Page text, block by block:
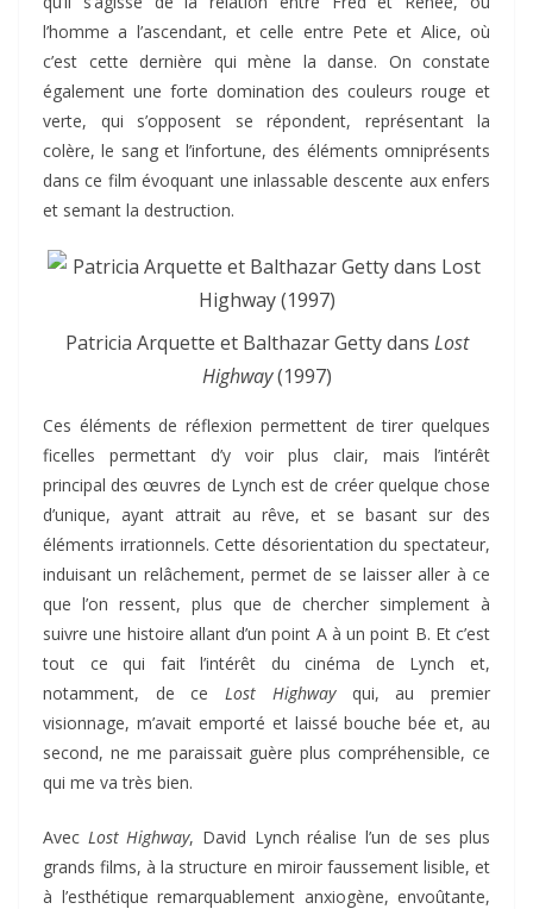
l’homme a l’ascendant, et celle entre Pete et Alice, où
c’est cette dernière qui mène la danse. On constate
également une forte domination des couleurs rouge et
verte, qui s’opposent se répondent, représentant la
colère, le sang et l’infortune, des éléments omniprésents
dans ce film évoquant une inlassable descente aux enfers
et semant la destruction.
Patricia Arquette et Balthazar Getty dans Lost
Highway(1997)
Ces éléments de réflexion permettent de tirer quelques
ficelles permettant d’y voir plus clair, mais l’intérêt
principal des œuvres de Lynch est de créer quelque chose
d’unique, ayant attrait au rêve, et se basant sur des
éléments irrationnels. Cette désorientation du spectateur,
induisant un relâchement, permet de se laisser aller à ce
que l’on ressent, plus que de chercher simplement à
suivre une histoire allant d’un point A à un point B. Et c’est
tout ce qui fait l’intérêt du cinéma de Lynch et,
notamment, de ceLost Highwayqui, au premier
visionnage, m’avait emporté et laissé bouche bée et, au
second, ne me paraissait guère plus compréhensible, ce
qui me va très bien.
Avec Lost Highway, David Lynch réalise l’un de ses plus
grands films, à la structure en miroir faussement lisible, et
à l’esthétique remarquablement anxiogène, envoûtante,